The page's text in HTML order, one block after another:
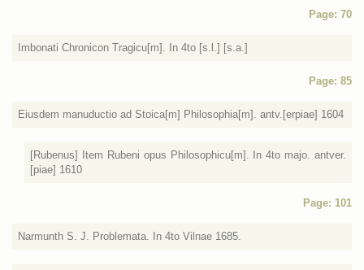
Page: 70
Imbonati Chronicon Tragicu[m]. In 4to [s.l.] [s.a.]
Page: 85
Eiusdem manuductio ad Stoica[m] Philosophia[m]. antv.[erpiae] 1604
[Rubenus] Item Rubeni opus Philosophicu[m]. In 4to majo. antver.
[piae] 1610
Page: 101
Narmunth S. J. Problemata. In 4to Vilnae 1685.